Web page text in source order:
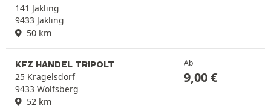
141 Jakling
9433 Jakling
50 km
KFZ HANDEL TRIPOLT
25 Kragelsdorf
9433 Wolfsberg
52 km
Ab
9,00€